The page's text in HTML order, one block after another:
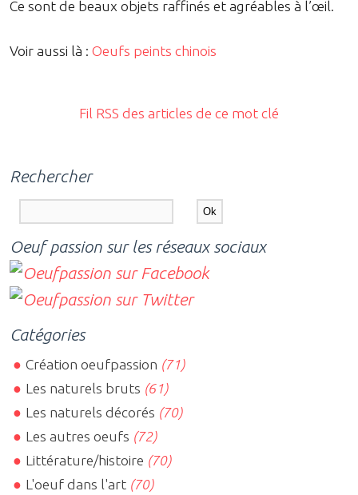
Ce sont de beaux objets raffinés et agréables à l’œil.
Voir aussi là : Oeufs peints chinois
Fil RSS des articles de ce mot clé
Rechercher
Oeuf passion sur les réseaux sociaux
Catégories
Création oeufpassion (71)
Les naturels bruts (61)
Les naturels décorés (70)
Les autres oeufs (72)
Littérature/histoire (70)
L'oeuf dans l'art (70)